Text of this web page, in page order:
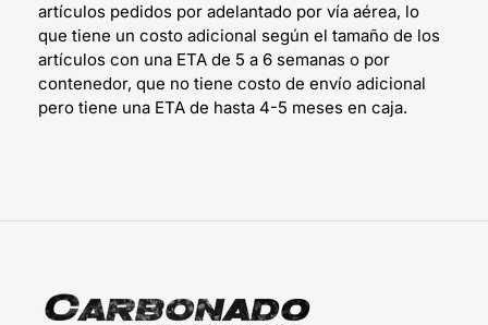
artículos pedidos por adelantado por vía aérea, lo
que tiene un costo adicional según el tamaño de los
artículos con una ETA de 5 a 6 semanas o por
contenedor, que no tiene costo de envío adicional
pero tiene una ETA de hasta 4-5 meses en caja.